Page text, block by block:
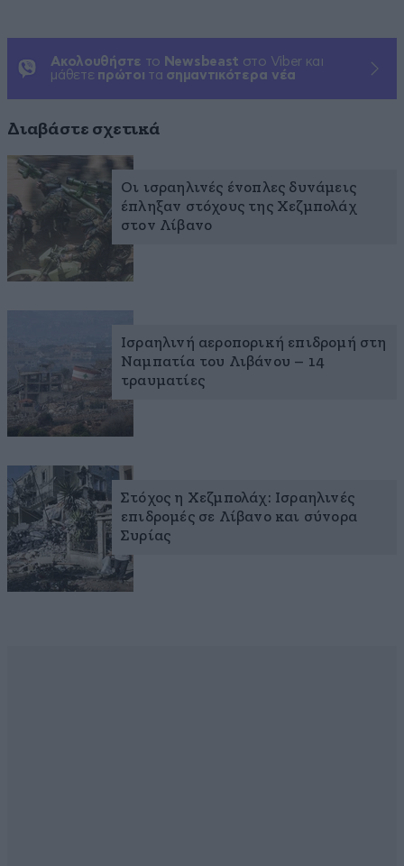
Ακολουθήστε το Newsbeast στο Viber και
μάθετε πρώτοι τα σημαντικότερα νέα
Διαβάστε σχετικά
Οι ισραηλινές ένοπλες δυνάμεις
έπληξαν στόχους της Χεζμπολάχ
στον Λίβανο
Ισραηλινή αεροπορική επιδρομή στη
Ναμπατία του Λιβάνου – 14
τραυματίες
Στόχος η Χεζμπολάχ: Ισραηλινές
επιδρομές σε Λίβανο και σύνορα
Συρίας